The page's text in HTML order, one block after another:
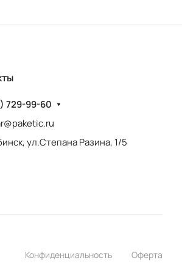
729-99-60
ул.Степана Разина, 1/5
Конфиденциальность Оферта